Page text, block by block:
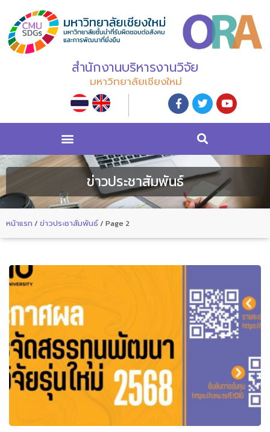
สำนักงานบริหารงานวิจัย
มหาวิทยาลัยเชียงใหม่
ข่าวประชาสัมพันธ์
หน้าแรก / ข่าวประชาสัมพันธ์/ Page 2